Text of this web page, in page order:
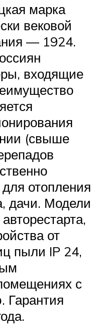
марка
вековой
— 1924.
входящие
(свыше
отопления
дачи. Модели
от
пыли IP 24,
с
Гарантия